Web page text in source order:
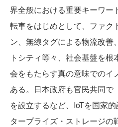
界全般における重要キーワー
転車をはじめとして、ファク
ン、無線タグによる物流改善
トシティ等々、社会基盤を
会をもたらす真の意味でのイ
ある。日本政府も官民共同で
を設立するなど、IoTを国家
タープライズ・ストレージ